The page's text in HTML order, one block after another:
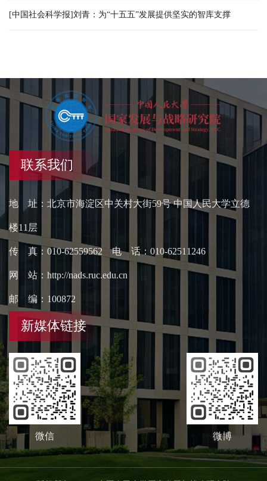
[中国社会科学报]刘青：为“十五五”发展提供坚实的智库支撑
联系我们
地 址：北京市海淀区中关村大街59号 中国人民大学立德
楼11层
传 真：010-62559562 电 话：010-62511246
网 站：http://nads.ruc.edu.cn
邮 编：100872
新媒体链接
微信 微博